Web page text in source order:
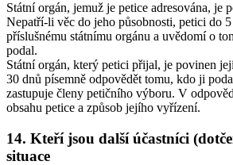
Státní orgán, jemuž je petice adresována, je
Nepatří-li věc do jeho působnosti, petici do
příslušnému státnímu orgánu a uvědomí o
podal.
Státní orgán, který petici přijal, je povinen
30 dnů písemně odpovědět tomu, kdo ji
zastupuje členy petičního výboru. V
obsahu petice a způsob jejího vyřízení.
14. Kteří jsou další účastníci
situace